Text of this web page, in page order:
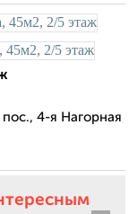
4-я Нагорная